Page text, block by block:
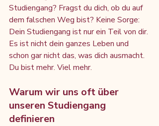
Studiengang? Fragst du dich, ob du auf
dem falschen Weg bist? Keine Sorge:
Dein Studiengang ist nur ein Teil von dir.
Es ist nicht dein ganzes Leben und
schon gar nicht das, was dich ausmacht.
Du bist mehr. Viel mehr.
Warum wir uns oft über
unseren Studiengang
definieren